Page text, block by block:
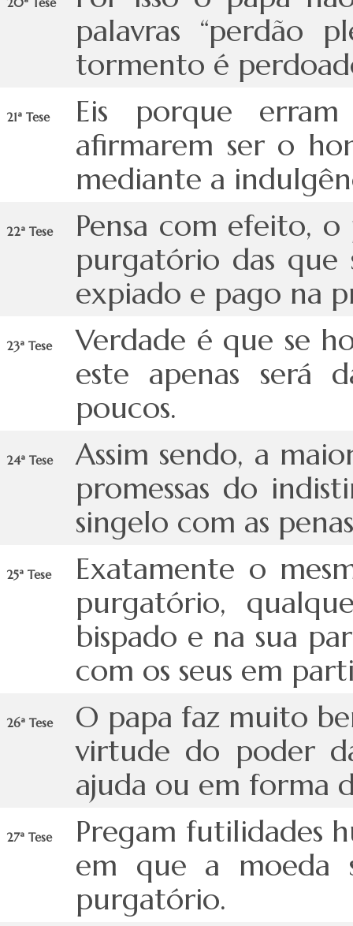
20ª Tese
palavras “perdão
tormento é
21ª Tese
Eis porque
afirmarem ser o
mediante a
22ª Tese
Pensa com efeito, o
purgatório das que
expiado e pago na
23ª Tese
Verdade é que se
este apenas será
poucos.
24ª Tese
Assim sendo, a
promessas do
singelo com as
25ª Tese
Exatamente o
purgatório,
bispado e na sua
com os seus em
26ª Tese
O papa faz muito
virtude do poder
ajuda ou em forma
27ª Tese
Pregam futilidades
em que a moeda
purgatório.